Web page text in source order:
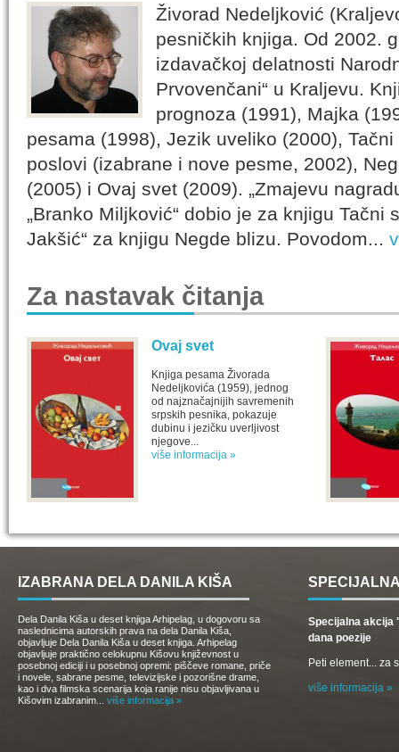
Živorad Nedeljković
pesničkih knjiga. Od 2002.
izdavačkoj delatnosti
Prvovenčani“ u Kraljevu.
prognoza (1991), Majka
pesama (1998), Jezik uveliko (2000),
poslovi (izabrane i nove pesme, 2002),
(2005) i Ovaj svet (2009). „Zmajevu
„Branko Miljković“ dobio je za knjigu Tačni
Jakšić“ za knjigu Negde blizu. Povodom...
Za nastavak čitanja
Ovaj svet
Knjiga pesama Živorada
Nedeljkovića (1959), jednog
od najznačajnijih savremenih
srpskih pesnika, pokazuje
dubinu i jezičku uverljivost
njegove...
više informacija »
IZABRANA DELA DANILA KIŠA
Dela Danila Kiša u deset knjiga Arhipelag, u dogovoru sa
naslednicima autorskih prava na dela Danila Kiša,
objavljuje Dela Danila Kiša u deset knjiga. Arhipelag
objavljuje praktično celokupnu Kišovu književnost u
posebnoj ediciji i u posebnoj opremi: piščeve romane, priče
i novele, sabrane pesme, televizijske i pozorišne drame,
kao i dva filmska scenarija koja ranije nisu objavljivana u
Kišovim izabranim... više informacija »
Specijalna akcija
dana poezije
Peti element... za
više informacija »